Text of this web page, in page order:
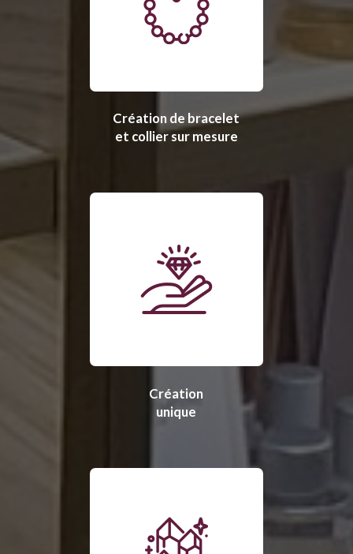
Création de bracelet
et collier sur mesure
Création
unique